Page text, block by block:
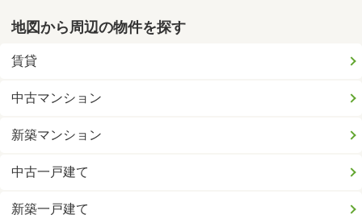
地図から周辺の物件を探す
賃貸
中古マンション
新築マンション
中古一戸建て
新築一戸建て